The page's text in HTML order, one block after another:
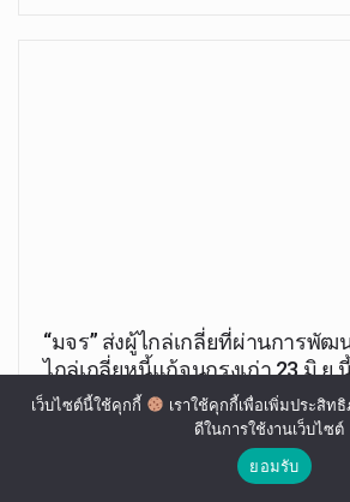
“มจร” ส่งผู้ไกล่เกลี่ยที่ผ่านการพั
ไกล่เกลี่ยหนี้แก้จนกรุงเก่า 23 มิ.ย.
อุทัย มณี มิ.ย. 14, 2022
วันอังคารที่ 14 มิถุนายน 2565 พระปราโมท
อาจารย์หลักสูตรสันติศึกษา…
เว็บไซต์นี้ใช้คุกกี้
เราใช้คุกกี้เพื่อเพิ่มประสิ
ดีในการใช้งานเว็บไซต์
ยอมรับ